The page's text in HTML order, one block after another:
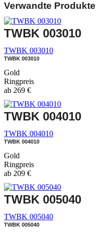
Verwandte Produkte
TWBK 003010
TWBK 003010
TWBK 003010
Gold
Ringpreis
ab 269 €
TWBK 004010
TWBK 004010
TWBK 004010
Gold
Ringpreis
ab 209 €
TWBK 005040
TWBK 005040
TWBK 005040